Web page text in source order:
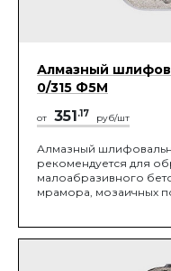
Алмазный
0/315 Ф5М
от 351 .17 руб/шт
Алмазный
рекомендуется для
малоабразивного
мрамора, мозаичных